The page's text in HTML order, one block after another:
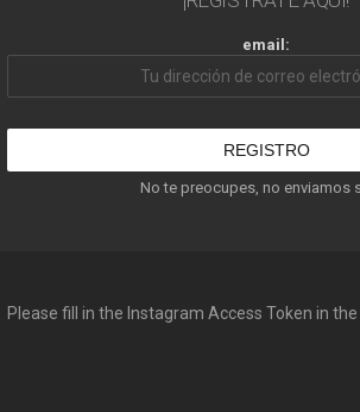
email:
No te preocupes, no enviamos
Please fill in the Instagram Access Token in